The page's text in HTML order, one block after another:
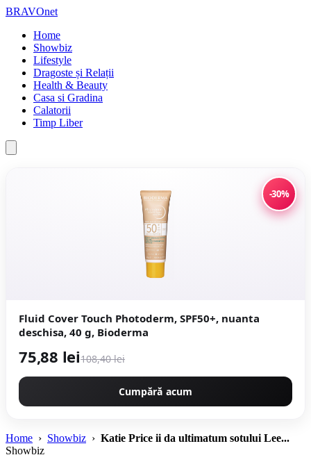
BRAVOnet
Home
Showbiz
Lifestyle
Dragoste și Relații
Health & Beauty
Casa si Gradina
Calatorii
Timp Liber
-30%
Fluid Cover Touch Photoderm, SPF50+, nuanta
deschisa, 40 g, Bioderma
75,88 lei108,40 lei
Cumpără acum
Home › Showbiz › Katie Price ii da ultimatum sotului Lee...
Showbiz